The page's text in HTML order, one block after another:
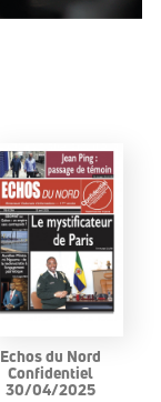
Echos du Nord
Confidentiel
30/04/2025